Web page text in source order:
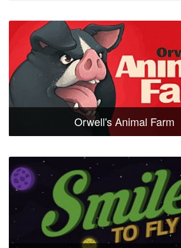
Orwell's Animal Farm